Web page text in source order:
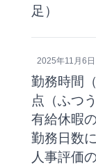
足）
2025年11月6日
勤務時間
点（ふつう
有給休暇
勤務日数
人事評価